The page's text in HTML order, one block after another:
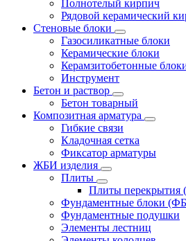
Полнотелый кирпич
Рядовой керамический
Стеновые блоки
Газосиликатные блоки
Керамические блоки
Керамзитобетонные
Инструмент
Бетон и раствор
Бетон товарный
Композитная арматура
Гибкие связи
Кладочная сетка
Фиксатор арматуры
ЖБИ изделия
Плиты
Плиты перекрытия
Фундаментные блоки
Фундаментные подушки
Элементы лестниц